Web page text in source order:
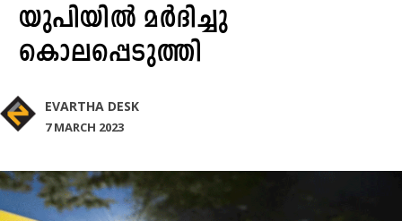
യുപിയിൽ മര്‍ദിച്ചു
കൊലപ്പെടുത്തി
EVARTHA DESK
7 MARCH 2023